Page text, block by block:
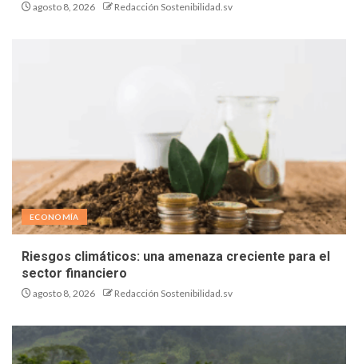
agosto 8, 2026 Redacción Sostenibilidad.sv
ECONOMÍA
Riesgos climáticos: una amenaza creciente para el
sector financiero
agosto 8, 2026 Redacción Sostenibilidad.sv